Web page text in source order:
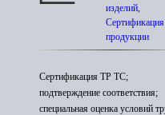
изделий,
Сертификация
продукции
Сертификация ТР ТС;
подтверждение соответствия;
специальная оценка условий